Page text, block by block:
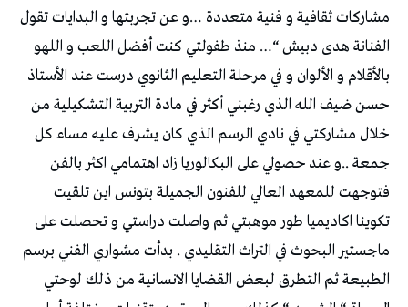
مشاركات ثقافية و فنية متعددة …و عن تجربتها و البدايات تقول
الفنانة هدى دبيش “… منذ طفولتي كنت أفضل اللعب و اللهو
بالأقلام و الألوان و في مرحلة التعليم الثانوي درست عند الأستاذ
حسن ضيف الله الذي رغبني أكثر في مادة التربية التشكيلية من
خلال مشاركتي في نادي الرسم الذي كان يشرف عليه مساء كل
جمعة ..و عند حصولي على البكالوريا زاد اهتمامي اكثر بالفن
فتوجهت للمعهد العالي للفنون الجميلة بتونس اين تلقيت
تكوينا اكاديميا طور موهبتي ثم واصلت دراستي و تحصلت على
ماجستير البحوث في التراث التقليدي . بدأت مشواري الفني برسم
الطبيعة ثم التطرق لبعض القضايا الانسانية من ذلك لوحتي